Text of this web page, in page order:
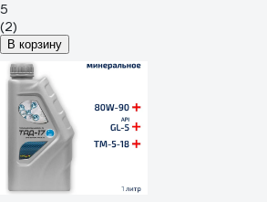
5
(2)
В корзину